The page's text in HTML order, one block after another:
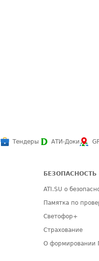
Тендеры АТИ-Доки
БЕЗОПАСНОСТЬ
ATI.SU о
Памятка по
Светофор+
Страхование
О формировании